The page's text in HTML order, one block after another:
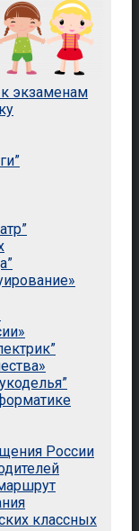
к экзаменам
России
классных